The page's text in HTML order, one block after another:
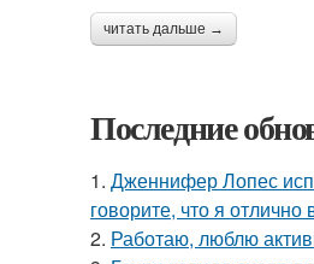
читать дальше →
Последние
1. Дженнифер Лопес
говорите, что я
2. Работаю, люблю